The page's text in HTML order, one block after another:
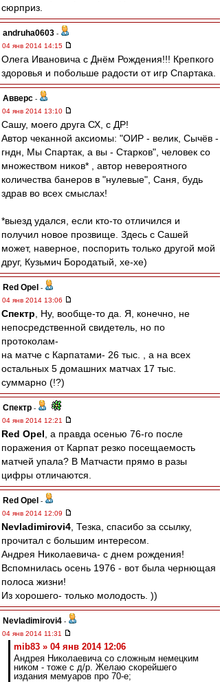
сюрприз.
andruha0603 -
04 янв 2014 14:15
Олега Ивановича с Днём Рождения!!! Крепкого
здоровья и побольше радости от игр Спартака.
Авверс -
04 янв 2014 13:10
Сашу, моего друга СХ, с ДР!
Автор чеканной аксиомы: "ОИР - велик, Сычёв -
гндн, Мы Спартак, а вы - Старков", человек со
множеством ников* , автор невероятного
количества банеров в "нулевые", Саня, будь
здрав во всех смыслах!
*выезд удался, если кто-то отличился и
получил новое прозвище. Здесь с Сашей
может, наверное, поспорить только другой мой
друг, Кузьмич Бородатый, хе-хе)
Red Opel -
04 янв 2014 13:06
Спектр , Ну, вообще-то да. Я, конечно, не
непосредственной свидетель, но по
протоколам-
на матче с Карпатами- 26 тыс. , а на всех
остальных 5 домашних матчах 17 тыс.
суммарно (!?)
Спектр -
04 янв 2014 12:21
Red Opel , а правда осенью 76-го после
поражения от Карпат резко посещаемость
матчей упала? В Матчасти прямо в разы
цифры отличаются.
Red Opel -
04 янв 2014 12:09
Nevladimirovi4 , Тезка, спасибо за ссылку,
прочитал с большим интересом.
Андрея Николаевича- с днем рождения!
Вспомнилась осень 1976 - вот была чернющая
полоса жизни!
Из хорошего- только молодость. ))
Nevladimirovi4 -
04 янв 2014 11:31
mib83 » 04 янв 2014 12:06
Андрея Николаевича со сложным немецким
ником - тоже с д/р. Желаю скорейшего
издания мемуаров про 70-е;